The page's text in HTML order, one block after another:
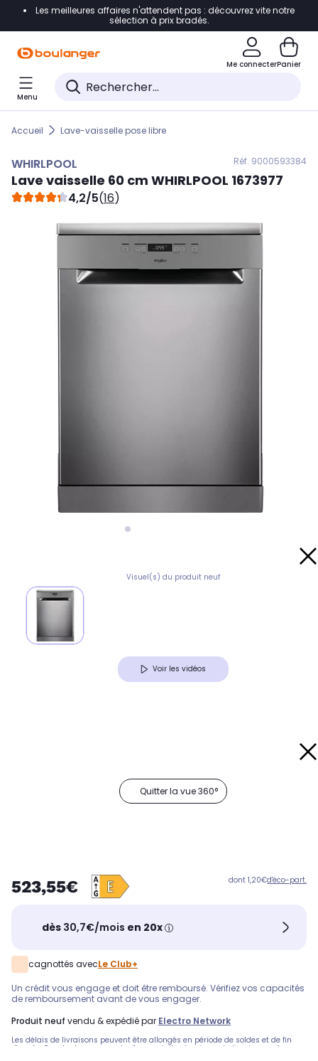
Accéder directement à la navigation
Accéder directement au pied de page
Accéder directement au chatbot
Les meilleures affaires n'attendent pas : découvrez vite notre
sélection à prix bradés.
Me connecterPanier
Menu
Accueil Lave-vaisselle pose libre
WHIRLPOOL Réf. 9000593384
Lave vaisselle 60 cm WHIRLPOOL 1673977
4,2/5(16)
Visuel(s) du produit neuf
Voir les vidéos
Quitter la vue 360°
523,55€ dont 1,20€d'éco-part.
dès 30,7€/mois en 20x
cagnottés avecLe Club+
Un crédit vous engage et doit être remboursé. Vérifiez vos capacités
de remboursement avant de vous engager.
produit neuf vendu & expédié par Electro Network
Les délais de livraisons peuvent être allongés en période de soldes et de fin
d'année. Pour toute commande d'un produit volumineux, la livraison se fera au